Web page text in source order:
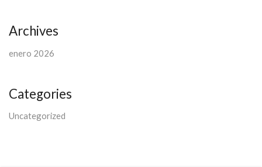
Archives
enero 2026
Categories
Uncategorized